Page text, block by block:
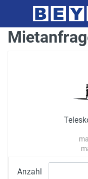
Anzahl